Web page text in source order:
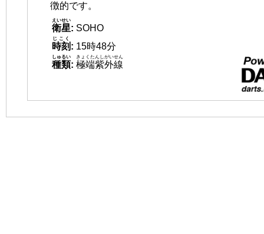
徴的です。
衛星
えいせい
: SOHO
時刻
じこく
: 15時48分
種類
しゅるい
: 極端紫外線
きょくたんしがいせん